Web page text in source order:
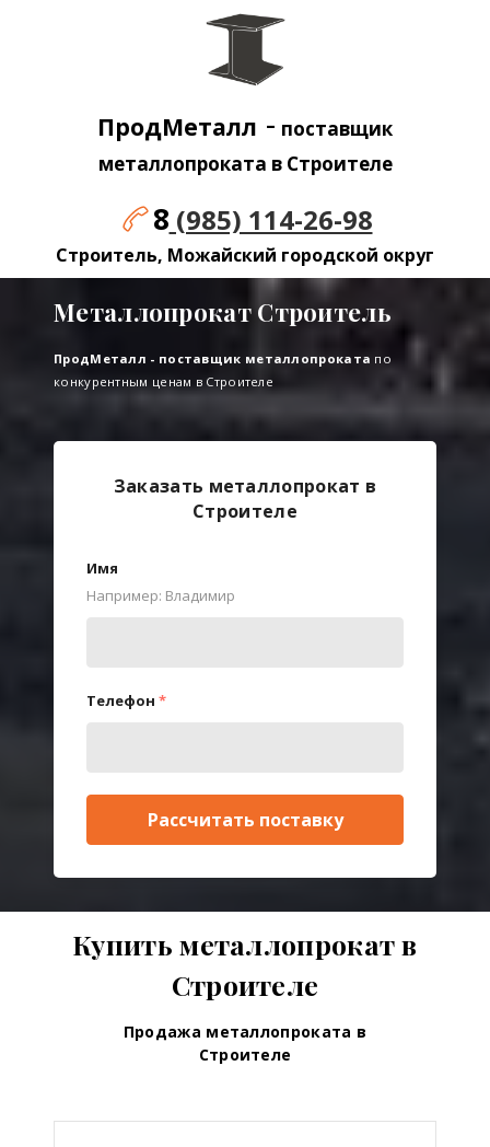
ПродМеталл - поставщик
металлопроката в Строителе
8 (985) 114-26-98
Строитель, Можайский городской округ
Металлопрокат Строитель
ПродМеталл - поставщик металлопроката по
конкурентным ценам в Строителе
Заказать металлопрокат в
Строителе
Имя
Например: Владимир
Телефон *
Рассчитать поставку
Купить металлопрокат в
Строителе
Продажа металлопроката в
Строителе